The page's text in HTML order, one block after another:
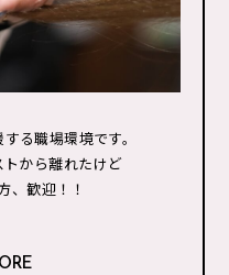
る職場環境です。
から離れたけど
、歓迎！！